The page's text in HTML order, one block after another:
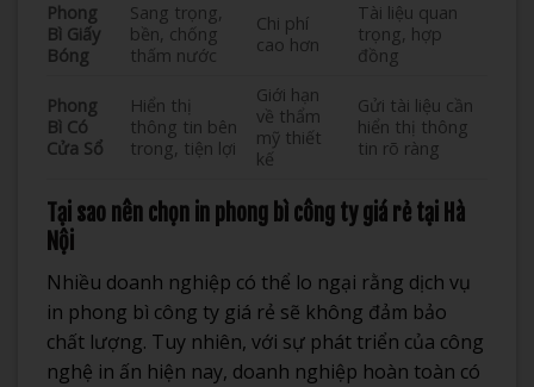
Phong
Bì Giấy
Bóng
Sang trọng,
bền, chống
thấm nước
Chi phí
cao hơn
Tài liệu quan
trọng, hợp
đồng
Phong
Bì Có
Cửa Sổ
Hiển thị
thông tin bên
trong, tiện lợi
Giới hạn
về thẩm
mỹ thiết
kế
Gửi tài liệu cần
hiển thị thông
tin rõ ràng
Tại sao nên chọn in phong bì công ty giá rẻ tại Hà
Nội
Nhiều doanh nghiệp có thể lo ngại rằng dịch vụ
in phong bì công ty giá rẻ sẽ không đảm bảo
chất lượng. Tuy nhiên, với sự phát triển của công
nghệ in ấn hiện nay, doanh nghiệp hoàn toàn có